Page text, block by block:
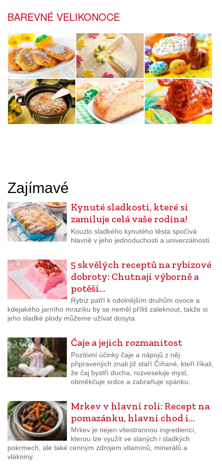
BAREVNÉ VELIKONOCE
Zajímavé
Kynuté sladkosti, které si
zamiluje celá vaše rodina!
Kouzlo sladkého kynutého těsta spočívá
hlavně v jeho jednoduchosti a univerzálnosti.
5 skvělých receptů na rybízové
dobroty: Chutnají výborně a
potěší…
Rybíz patří k odolnějším druhům ovoce a
kdejakého jarního mrazíku by se neměl příliš zaleknout, takže si
jeho sladké plody můžeme užívat dosyta.
Čaje a jejich rozmanitost
Pozitivní účinky čaje a nápojů z něj
připravených znali již staří Číňané, kteří říkali,
že čaj bystří ducha, rozveseluje mysl,
obměkčuje srdce a zabraňuje spánku.
Mrkev v hlavní roli: Recept na
pomazánku, hlavní chod i…
Mrkev je nejen všestrannou ingrediencí,
kterou lze využít ve slaných i sladkých
pokrmech, ale také cenným zdrojem vitamínů, minerálů a
vlákniny.